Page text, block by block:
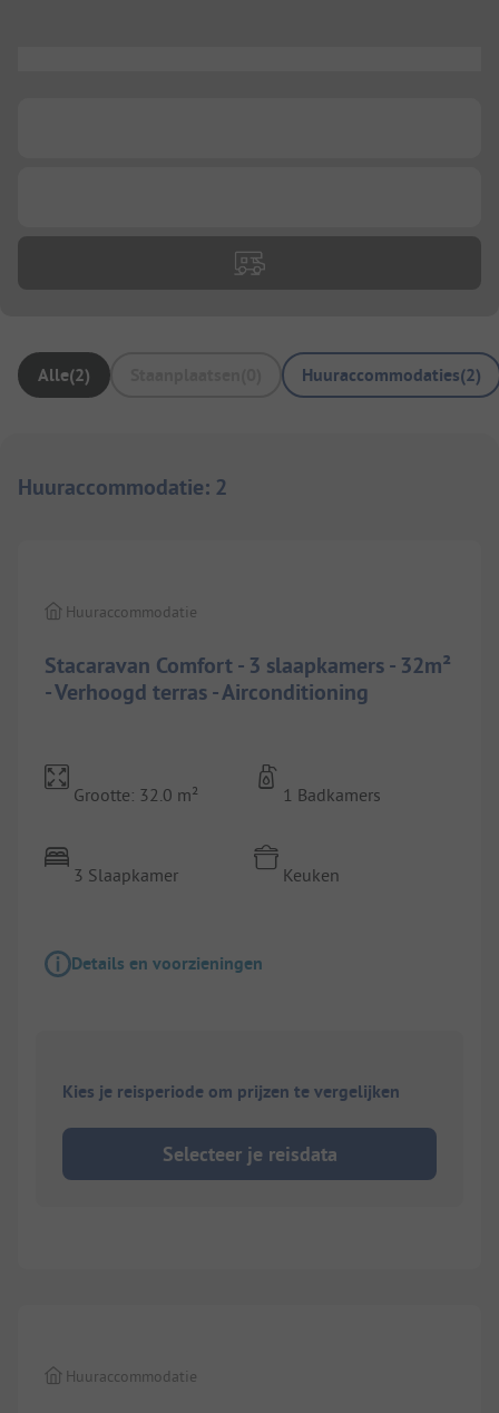
Alle(2) Huuraccommodaties(2)
Huuraccommodatie: 2
Stacaravan Comfort - 3 slaapkamers - 32m²
- Verhoogd terras - Airconditioning
Huuraccommodatie
Grootte: 32.0 m²
3 Slaapkamer
1 Badkamers
Keuken
Details en voorzieningen
Kies je reisperiode om prijzen te vergelijken
Selecteer je reisdata
Huuraccommodatie